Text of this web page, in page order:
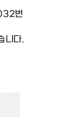
번
니다.